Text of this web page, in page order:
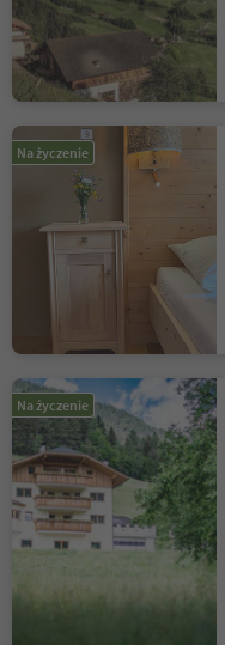
Na życzenie
Na życzenie